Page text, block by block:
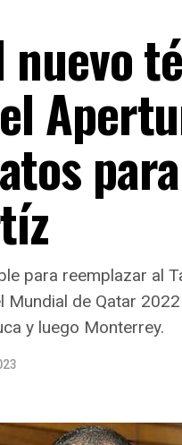
para reemplazar al
de Qatar
y luego Monterrey.